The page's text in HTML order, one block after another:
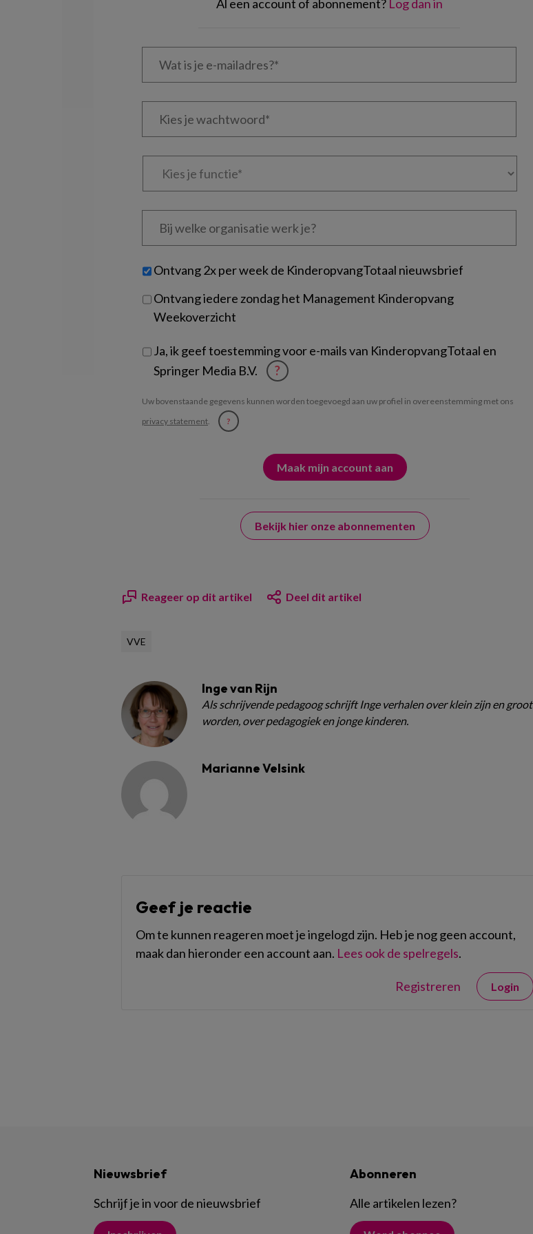
Al een account of abonnement? Log dan in
Wat
Kies
Kies
Bij
welke
je?
Untitled
Ontvang 2x per week de KinderopvangTotaal nieuwsbrief
Ontvang iedere zondag het Management Kinderopvang
Weekoverzicht
Ja, ik geef toestemming voor e-mails van KinderopvangTotaal en
Springer Media B.V.
?
Uw bovenstaande gegevens kunnen worden toegevoegd aan uw profiel in overeenstemming met ons
privacy statement. ?
Bekijk hier onze abonnementen
Reageer op dit artikel Deel dit artikel
VVE
Inge van Rijn
Als schrijvende pedagoog schrijft Inge verhalen over klein zijn en groot
worden, over pedagogiek en jonge kinderen.
Marianne Velsink
Geef je reactie
Om te kunnen reageren moet je ingelogd zijn. Heb je nog geen account,
maak dan hieronder een account aan. Lees ook de spelregels.
Registreren Login
Nieuwsbrief
Schrijf je in voor de nieuwsbrief
Abonneren
Alle artikelen lezen?